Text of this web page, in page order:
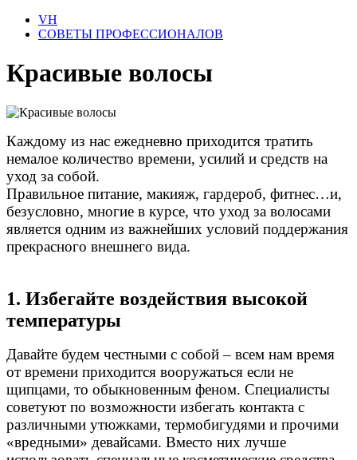
VH
СОВЕТЫ ПРОФЕССИОНАЛОВ
Красивые волосы
Каждому из нас ежедневно приходится тратить
немалое количество времени, усилий и средств на
уход за собой.
Правильное питание, макияж, гардероб, фитнес…и,
безусловно, многие в курсе, что уход за волосами
является одним из важнейших условий поддержания
прекрасного внешнего вида.
1. Избегайте воздействия высокой
температуры
Давайте будем честными с собой – всем нам время
от времени приходится вооружаться если не
щипцами, то обыкновенным феном. Специалисты
советуют по возможности избегать контакта с
различными утюжками, термобигудями и прочими
«вредными» девайсами. Вместо них лучше